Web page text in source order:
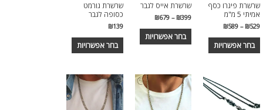
שרשרת פיגרו כסף
אמיתי 5 מ"מ
₪529
–
₪589
בחר אפשרויות
שרשרת אייס לגבר
₪399
–
₪679
בחר אפשרויות
שרשרת גורמט
כסופה לגבר
₪139
בחר אפשרויות